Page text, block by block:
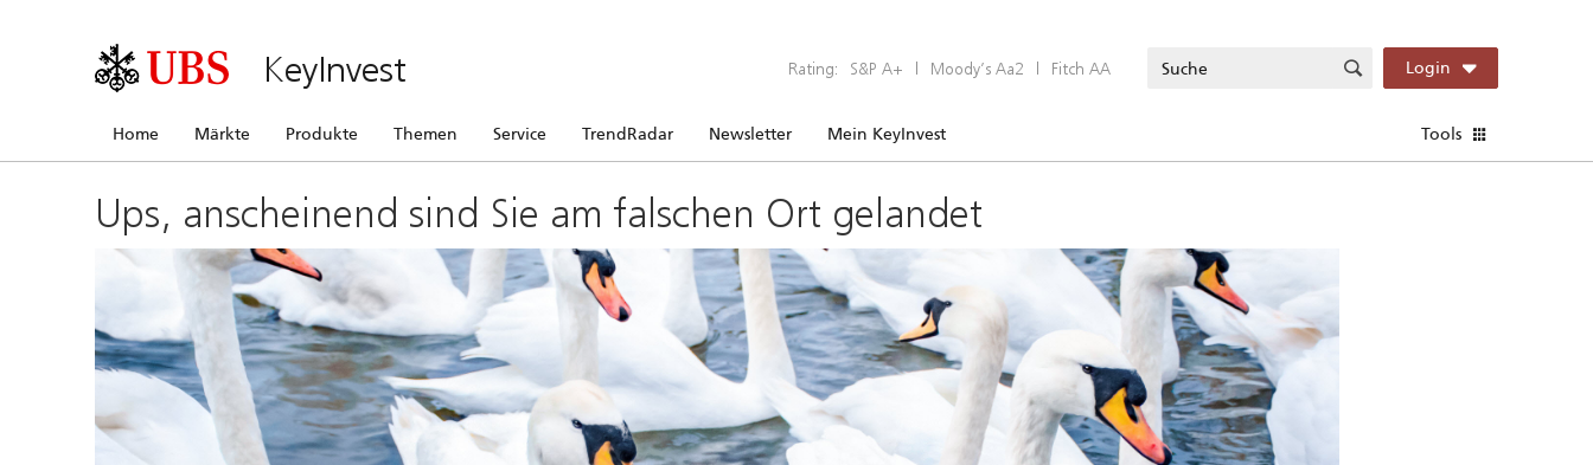
KeyInvest Rating: S&P A+ | Moody’s Aa2 | Fitch AA Login
Home Märkte Produkte Themen Service TrendRadar Newsletter Mein KeyInvest Tools
Ups, anscheinend sind Sie am falschen Ort gelandet